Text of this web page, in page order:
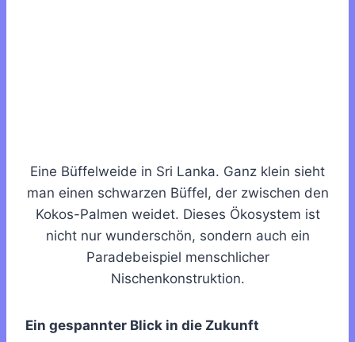
Eine Büffelweide in Sri Lanka. Ganz klein sieht
man einen schwarzen Büffel, der zwischen den
Kokos-Palmen weidet. Dieses Ökosystem ist
nicht nur wunderschön, sondern auch ein
Paradebeispiel menschlicher
Nischenkonstruktion.
Ein gespannter Blick in die Zukunft